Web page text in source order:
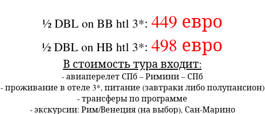
½DBL on BB htl 3*: 449 евро
½ DBL on HB htl 3*: 498 евро
В стоимость тура входит:
- авиаперелет СПб – Римини – СПб
- проживание в отеле 3*, питание (завтраки либо полупансион)
- трансферы по программе
- экскурсии: Рим/Венеция (на выбор), Сан-Марино